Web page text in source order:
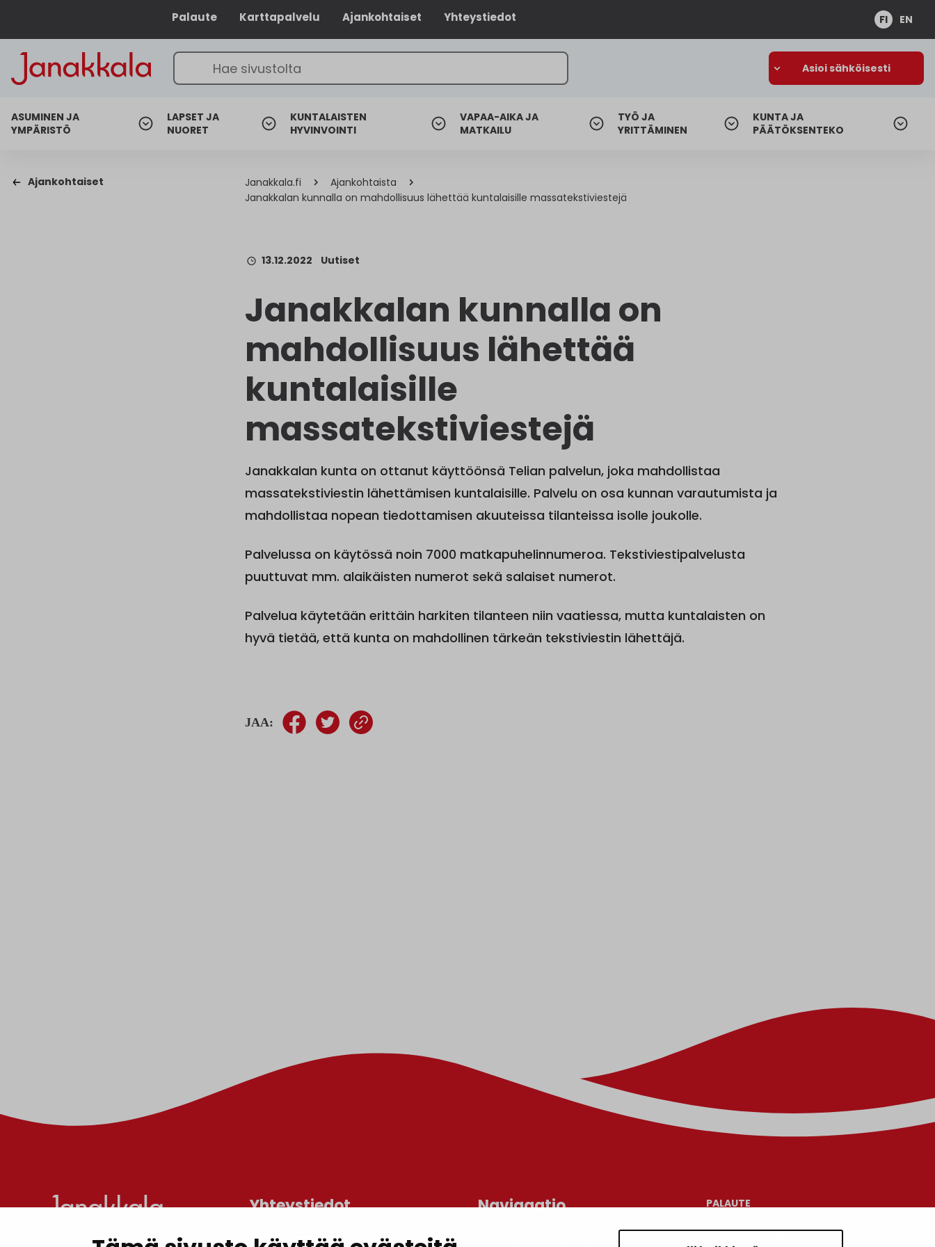
Palaute Karttapalvelu Ajankohtaiset Yhteystiedot FI EN
Asioi sähköisesti
ASUMINEN JA
YMPÄRISTÖ
LAPSET JA
NUORET
KUNTALAISTEN
HYVINVOINTI
VAPAA-AIKA JA
MATKAILU
TYÖ JA
YRITTÄMINEN
KUNTA JA
PÄÄTÖKSENTEKO
Ajankohtaiset Janakkala.fi
Ajankohtaista
Janakkalan kunnalla on mahdollisuus lähettää kuntalaisille massatekstiviestejä
13.12.2022 Uutiset
Janakkalan kunnalla on
mahdollisuus lähettää
kuntalaisille
massatekstiviestejä
Janakkalan kunta on ottanut käyttöönsä Telian palvelun, joka mahdollistaa
massatekstiviestin lähettämisen kuntalaisille. Palvelu on osa kunnan varautumista ja
mahdollistaa nopean tiedottamisen akuuteissa tilanteissa isolle joukolle.
Palvelussa on käytössä noin 7000 matkapuhelinnumeroa. Tekstiviestipalvelusta
puuttuvat mm. alaikäisten numerot sekä salaiset numerot.
Palvelua käytetään erittäin harkiten tilanteen niin vaatiessa, mutta kuntalaisten on
hyvä tietää, että kunta on mahdollinen tärkeän tekstiviestin lähettäjä.
JAA:
Yhteystiedot Navigaatio PALAUTE